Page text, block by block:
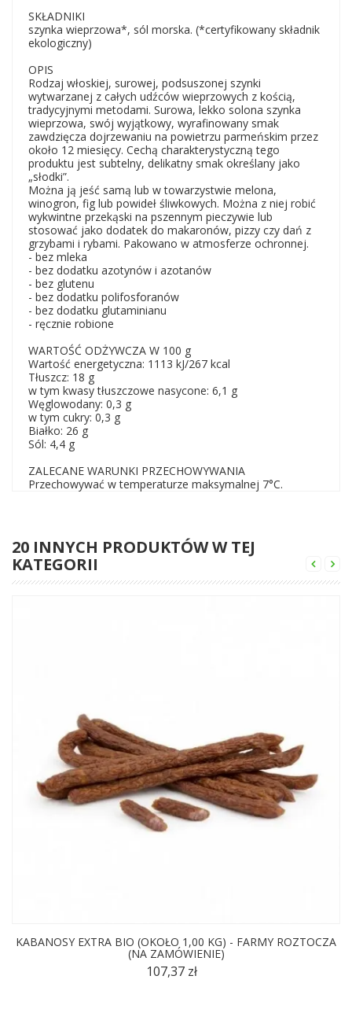
SKŁADNIKI
szynka wieprzowa*, sól morska. (*certyfikowany składnik
ekologiczny)
OPIS
Rodzaj włoskiej, surowej, podsuszonej szynki
wytwarzanej z całych udźców wieprzowych z kością,
tradycyjnymi metodami. Surowa, lekko solona szynka
wieprzowa, swój wyjątkowy, wyrafinowany smak
zawdzięcza dojrzewaniu na powietrzu parmeńskim przez
około 12 miesięcy. Cechą charakterystyczną tego
produktu jest subtelny, delikatny smak określany jako
„słodki”.
Można ją jeść samą lub w towarzystwie melona,
winogron, fig lub powideł śliwkowych. Można z niej robić
wykwintne przekąski na pszennym pieczywie lub
stosować jako dodatek do makaronów, pizzy czy dań z
grzybami i rybami. Pakowano w atmosferze ochronnej.
- bez mleka
- bez dodatku azotynów i azotanów
- bez glutenu
- bez dodatku polifosforanów
- bez dodatku glutaminianu
- ręcznie robione
WARTOŚĆ ODŻYWCZA W 100 g
Wartość energetyczna: 1113 kJ/267 kcal
Tłuszcz: 18 g
w tym kwasy tłuszczowe nasycone: 6,1 g
Węglowodany: 0,3 g
w tym cukry: 0,3 g
Białko: 26 g
Sól: 4,4 g
ZALECANE WARUNKI PRZECHOWYWANIA
Przechowywać w temperaturze maksymalnej 7°C.
20 INNYCH PRODUKTÓW W TEJ
KATEGORII
KABANOSY EXTRA BIO (OKOŁO 1,00 KG) - FARMY ROZTOCZA
(NA ZAMÓWIENIE)
107,37 zł